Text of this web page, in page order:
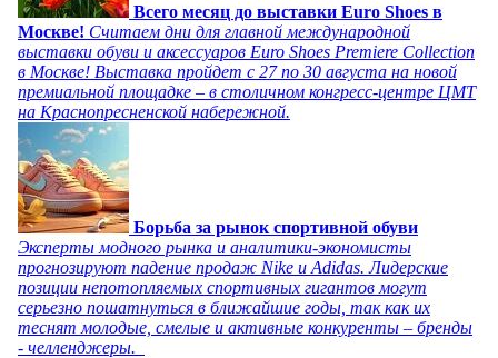
Всего месяц до выставки Euro Shoes в
Москве! Считаем дни для главной международной
выставки обуви и аксессуаров Euro Shoes Premiere Collection
в Москве! Выставка пройдет с 27 по 30 августа на новой
премиальной площадке – в столичном конгресс-центре ЦМТ
на Краснопресненской набережной.
Борьба за рынок спортивной обуви
Эксперты модного рынка и аналитики-экономисты
прогнозируют падение продаж Nike и Adidas. Лидерские
позиции непотопляемых спортивных гигантов могут
серьезно пошатнуться в ближайшие годы, так как их
теснят молодые, смелые и активные конкуренты – бренды
- челленджеры.